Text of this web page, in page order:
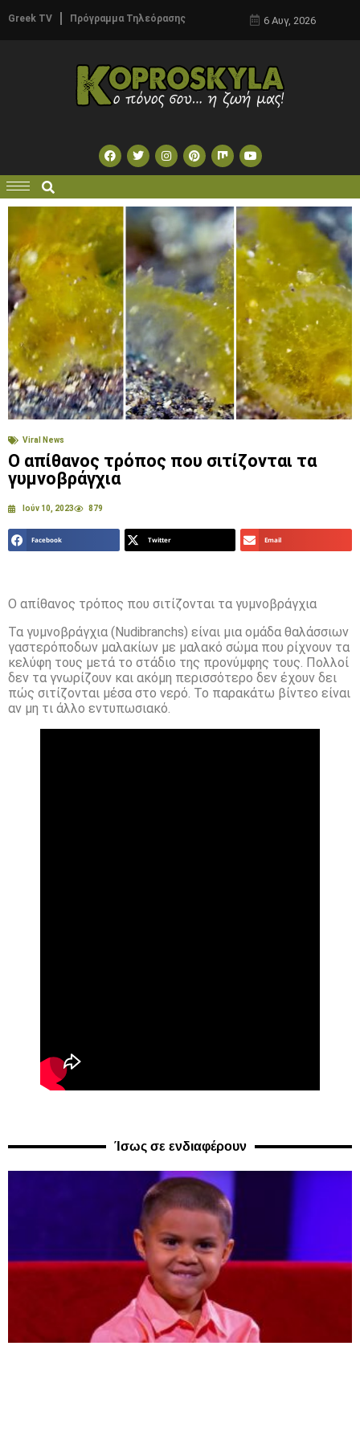
Greek TV Πρόγραμμα Τηλεόρασης 6 Αυγ, 2026
Viral News
Ο απίθανος τρόπος που σιτίζονται τα
γυμνοβράγχια
Ιούν 10, 2023 879
Facebook Twitter Email
Ο απίθανος τρόπος που σιτίζονται τα γυμνοβράγχια
Τα γυμνοβράγχια (Nudibranchs) είναι μια ομάδα θαλάσσιων
γαστερόποδων μαλακίων με μαλακό σώμα που ρίχνουν τα
κελύφη τους μετά το στάδιο της προνύμφης τους. Πολλοί
δεν τα γνωρίζουν και ακόμη περισσότερο δεν έχουν δει
πώς σιτίζονται μέσα στο νερό. Το παρακάτω βίντεο είναι
αν μη τι άλλο εντυπωσιακό.
Ίσως σε ενδιαφέρουν